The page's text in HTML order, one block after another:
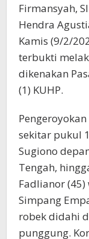
Firmansyah,
Hendra
Kamis (9/2/
terbukti
dikenakan
(1) KUHP.
sekitar pukul
Sugiono
Tengah,
Fadlianor (45)
Simpang
robek didahi
punggung.